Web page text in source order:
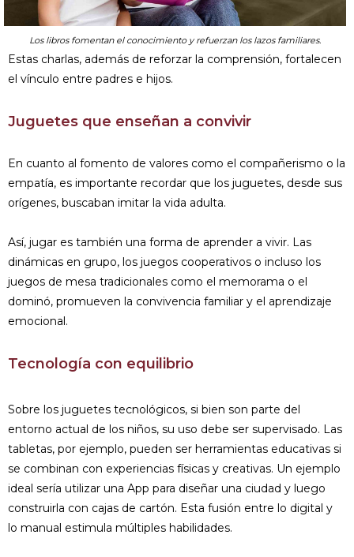
Los libros fomentan el conocimiento y refuerzan los lazos familiares.
Estas charlas, además de reforzar la comprensión, fortalecen
el vínculo entre padres e hijos.
Juguetes que enseñan a convivir
En cuanto al fomento de valores como el compañerismo o la
empatía, es importante recordar que los juguetes, desde sus
orígenes, buscaban imitar la vida adulta.
Así, jugar es también una forma de aprender a vivir. Las
dinámicas en grupo, los juegos cooperativos o incluso los
juegos de mesa tradicionales como el memorama o el
dominó, promueven la convivencia familiar y el aprendizaje
emocional.
Tecnología con equilibrio
Sobre los juguetes tecnológicos, si bien son parte del
entorno actual de los niños, su uso debe ser supervisado. Las
tabletas, por ejemplo, pueden ser herramientas educativas si
se combinan con experiencias físicas y creativas. Un ejemplo
ideal sería utilizar una App para diseñar una ciudad y luego
construirla con cajas de cartón. Esta fusión entre lo digital y
lo manual estimula múltiples habilidades.